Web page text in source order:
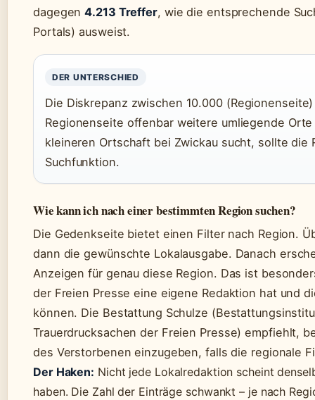
dagegen4.213 Treffer, wie die entsprechende
Portals) ausweist.
DER UNTERSCHIED
Die Diskrepanz zwischen 10.000
Regionenseite offenbar weitere umliegende
kleineren Ortschaft bei Zwickau sucht, sollte
Suchfunktion.
Wie kann ich nach einer bestimmten Region suchen?
Die Gedenkseite bietet einen Filter nach Region.
dann die gewünschte Lokalausgabe. Danach
Anzeigen für genau diese Region. Das ist
der Freien Presse eine eigene Redaktion hat und
können. Die Bestattung Schulze
Trauerdrucksachen der Freien Presse) empfiehlt,
des Verstorbenen einzugeben, falls die regionale
Der Haken: Nicht jede Lokalredaktion scheint
haben. Die Zahl der Einträge schwankt – je nach